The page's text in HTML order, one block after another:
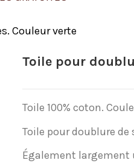
Couleur verte
Toile pour
Toile 100% coton.
Toile pour doublure de
Également largement